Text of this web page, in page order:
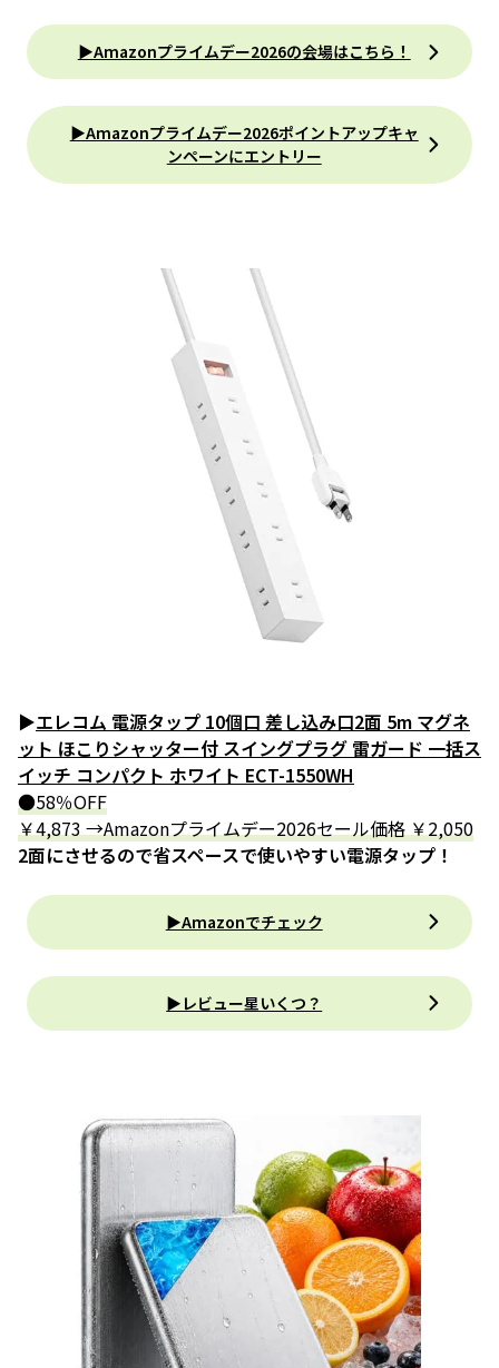
▶︎Amazonプライムデー2026の会場はこちら！
▶︎Amazonプライムデー2026ポイントアップキャ
ンペーンにエントリー
▶エレコム 電源タップ 10個口 差し込み口2面 5m マグネ
ット ほこりシャッター付 スイングプラグ 雷ガード 一括ス
イッチ コンパクト ホワイト ECT-1550WH
●58％OFF
￥4,873 →Amazonプライムデー2026セール価格 ￥2,050
2面にさせるので省スペースで使いやすい電源タップ！
▶Amazonでチェック
▶レビュー星いくつ？